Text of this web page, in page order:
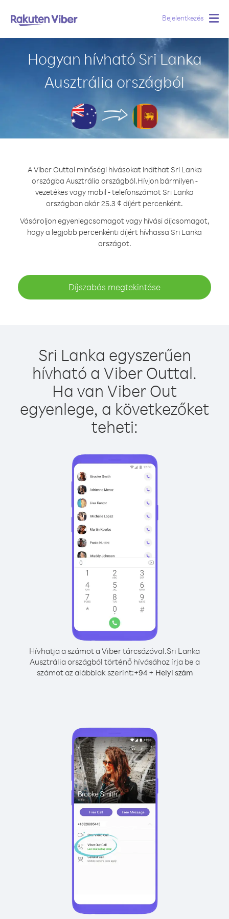
Bejelentkezés
Hogyan hívható Sri Lanka
Ausztrália országból
A Viber Outtal minőségi hívásokat indíthat Sri Lanka
országba Ausztrália országból.Hívjon bármilyen -
vezetékes vagy mobil - telefonszámot Sri Lanka
országban akár 25.3 ¢ díjért percenként.
Vásároljon egyenlegcsomagot vagy hívási díjcsomagot,
hogy a legjobb percenkénti díjért hívhassa Sri Lanka
országot.
Díjszabás megtekintése
Sri Lanka egyszerűen
hívható a Viber Outtal.
Ha van Viber Out
egyenlege, a következőket
teheti:
Hívhatja a számot a Viber tárcsázóval.Sri Lanka
Ausztrália országból történő hívásához írja be a
számot az alábbiak szerint:+94+ Helyi szám